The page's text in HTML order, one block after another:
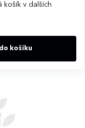
košík v dalších
košíku